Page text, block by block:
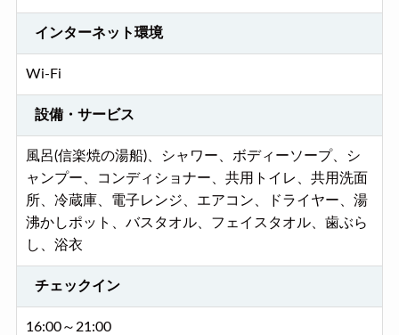
インターネット環境
Wi-Fi
設備・サービス
風呂(信楽焼の湯船)、シャワー、ボディーソープ、シ
ャンプー、コンディショナー、共用トイレ、共用洗面
所、冷蔵庫、電子レンジ、エアコン、ドライヤー、湯
沸かしポット、バスタオル、フェイスタオル、歯ぶら
し、浴衣
チェックイン
16:00～21:00